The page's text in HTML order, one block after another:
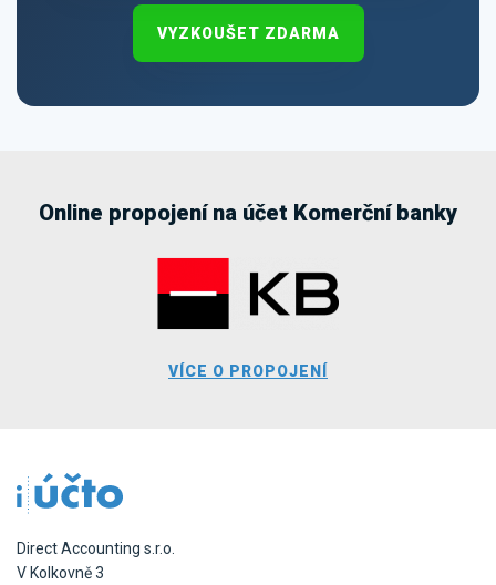
VYZKOUŠET ZDARMA
Online propojení na účet Komerční banky
VÍCE O PROPOJENÍ
Direct Accounting s.r.o.
V Kolkovně 3